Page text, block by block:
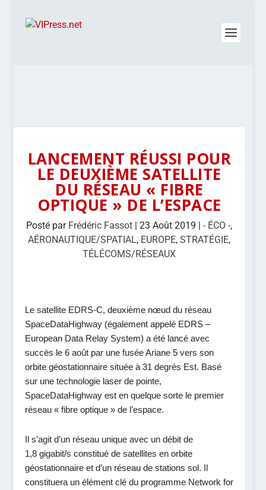
LANCEMENT RÉUSSI POUR
LE DEUXIÈME SATELLITE
DU RÉSEAU « FIBRE
OPTIQUE » DE L’ESPACE
Posté par Frédéric Fassot |23 Août 2019 |- ÉCO -,
AÉRONAUTIQUE/SPATIAL, EUROPE,STRATÉGIE,
TÉLÉCOMS/RÉSEAUX
Lesatellite EDRS-C, deuxième nœud du réseau
SpaceDataHighway (également appelé EDRS –
European Data Relay System) a été lancé avec
succès le 6 août par une fusée Ariane 5 vers son
orbite géostationnaire située à 31 degrés Est. Basé
sur une technologie laser de pointe,
SpaceDataHighway est en quelque sorte le premier
réseau « fibre optique » de l’espace.
Il s’agit d’un réseau unique avec un débit de
1,8 gigabit/s constitué de satellites en orbite
géostationnaire et d’un réseau de stations sol. Il
constituera un élément clé du programme Network for